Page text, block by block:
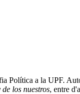
Política a la UPF.
los nuestros, entre